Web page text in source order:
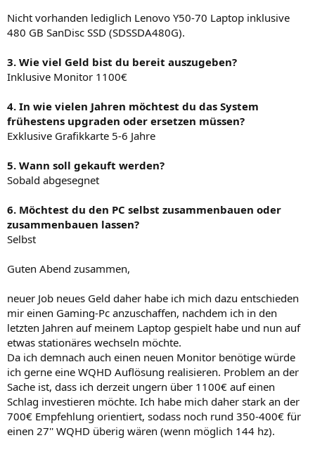
Nicht vorhanden lediglich Lenovo Y50-70 Laptop inklusive
480 GB SanDisc SSD (SDSSDA480G).
3. Wie viel Geld bist du bereit auszugeben?
Inklusive Monitor 1100€
4. In wie vielen Jahren möchtest du das System
frühestens upgraden oder ersetzen müssen?
Exklusive Grafikkarte 5-6 Jahre
5. Wann soll gekauft werden?
Sobald abgesegnet
6. Möchtest du den PC selbst zusammenbauen oder
zusammenbauen lassen?
Selbst
Guten Abend zusammen,
neuer Job neues Geld daher habe ich mich dazu entschieden
mir einen Gaming-Pc anzuschaffen, nachdem ich in den
letzten Jahren auf meinem Laptop gespielt habe und nun auf
etwas stationäres wechseln möchte.
Da ich demnach auch einen neuen Monitor benötige würde
ich gerne eine WQHD Auflösung realisieren. Problem an der
Sache ist, dass ich derzeit ungern über 1100€ auf einen
Schlag investieren möchte. Ich habe mich daher stark an der
700€ Empfehlung orientiert, sodass noch rund 350-400€ für
einen 27'' WQHD überig wären (wenn möglich 144 hz).